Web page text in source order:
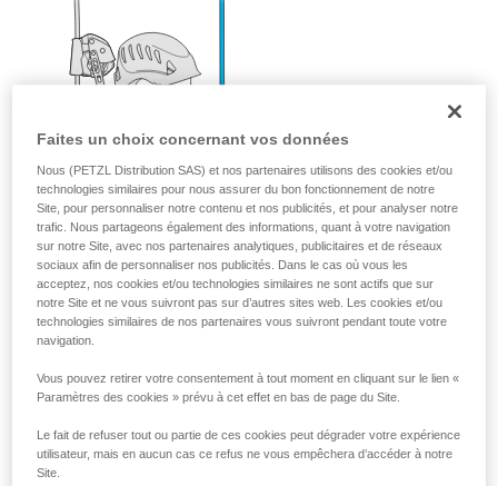
Faites un choix concernant vos données
Nous (PETZL Distribution SAS) et nos partenaires utilisons des cookies et/ou
technologies similaires pour nous assurer du bon fonctionnement de notre
Site, pour personnaliser notre contenu et nos publicités, et pour analyser notre
trafic. Nous partageons également des informations, quant à votre navigation
sur notre Site, avec nos partenaires analytiques, publicitaires et de réseaux
sociaux afin de personnaliser nos publicités. Dans le cas où vous les
acceptez, nos cookies et/ou technologies similaires ne sont actifs que sur
notre Site et ne vous suivront pas sur d’autres sites web. Les cookies et/ou
technologies similaires de nos partenaires vous suivront pendant toute votre
navigation.
Vous pouvez retirer votre consentement à tout moment en cliquant sur le lien «
Paramètres des cookies » prévu à cet effet en bas de page du Site.
Le fait de refuser tout ou partie de ces cookies peut dégrader votre expérience
utilisateur, mais en aucun cas ce refus ne vous empêchera d’accéder à notre
Site.